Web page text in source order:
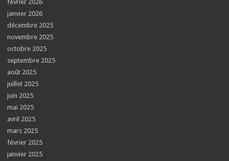
février 2026
janvier 2026
décembre 2025
novembre 2025
octobre 2025
septembre 2025
août 2025
juillet 2025
juin 2025
mai 2025
avril 2025
mars 2025
février 2025
janvier 2025